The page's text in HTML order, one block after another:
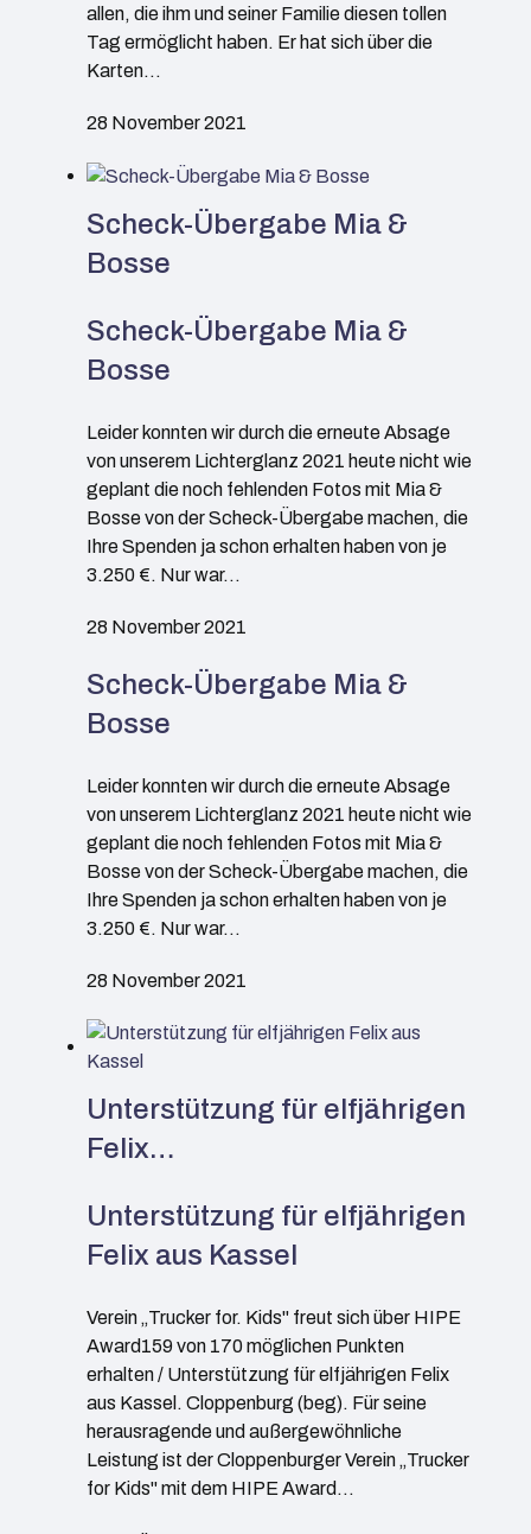
allen, die ihm und seiner Familie diesen tollen
Tag ermöglicht haben. Er hat sich über die
Karten…
28 November 2021
Scheck-Übergabe Mia &
Bosse
Scheck-Übergabe Mia &
Bosse
Leider konnten wir durch die erneute Absage
von unserem Lichterglanz 2021 heute nicht wie
geplant die noch fehlenden Fotos mit Mia &
Bosse von der Scheck-Übergabe machen, die
Ihre Spenden ja schon erhalten haben von je
3.250 €. Nur war…
28 November 2021
Scheck-Übergabe Mia &
Bosse
Leider konnten wir durch die erneute Absage
von unserem Lichterglanz 2021 heute nicht wie
geplant die noch fehlenden Fotos mit Mia &
Bosse von der Scheck-Übergabe machen, die
Ihre Spenden ja schon erhalten haben von je
3.250 €. Nur war…
28 November 2021
Unterstützung für elfjährigen
Felix…
Unterstützung für elfjährigen
Felix aus Kassel
Verein „Trucker for. Kids" freut sich über HIPE
Award159 von 170 möglichen Punkten
erhalten / Unterstützung für elfjährigen Felix
aus Kassel. Cloppenburg (beg). Für seine
herausragende und außergewöhnliche
Leistung ist der Cloppenburger Verein „Trucker
for Kids" mit dem HIPE Award…